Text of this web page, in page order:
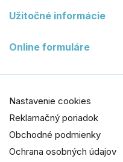
Užitočné informácie
Online formuláre
Nastavenie cookies
Reklamačný poriadok
Obchodné podmienky
Ochrana osobných údajov